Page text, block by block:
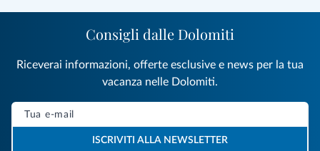
Consigli dalle Dolomiti
Riceverai informazioni, offerte esclusive e news per la tua
vacanza nelle Dolomiti.
ISCRIVITI ALLA NEWSLETTER